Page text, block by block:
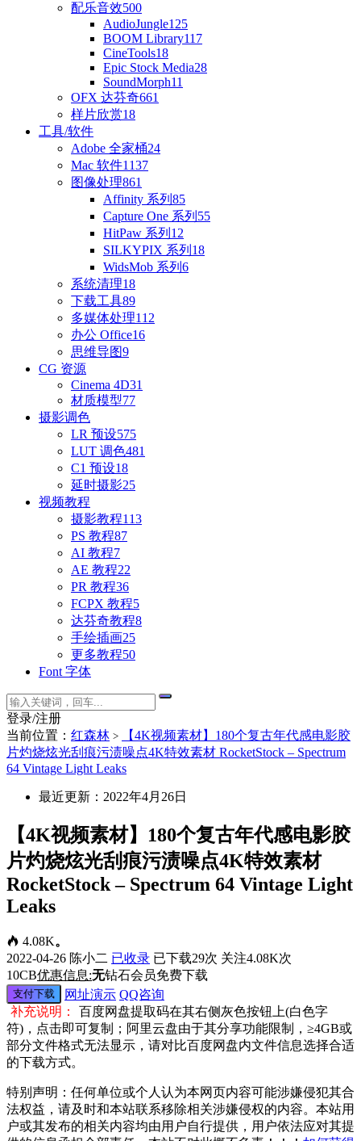
配乐音效500
AudioJungle125
BOOM Library117
CineTools18
Epic Stock Media28
SoundMorph11
OFX 达芬奇661
样片欣赏18
工具/软件
Adobe 全家桶24
Mac 软件1137
图像处理861
Affinity 系列 85
Capture One 系列 55
HitPaw 系列 12
SILKYPIX 系列 18
WidsMob 系列 6
系统清理18
下载工具89
多媒体处理112
办公 Office16
思维导图9
CG 资源
Cinema 4D31
材质模型77
摄影调色
LR 预设575
LUT 调色481
C1 预设18
延时摄影25
视频教程
摄影教程113
PS 教程87
AI 教程7
AE 教程22
PR 教程36
FCPX 教程5
达芬奇教程8
手绘插画25
更多教程50
Font 字体
登录/注册
当前位置： 红森林 >
【4K视频素材】180个复古年代感电影胶
片灼烧炫光刮痕污渍噪点4K特效素材 RocketStock – Spectrum
64 Vintage Light Leaks
最近更新：2022年4月26日
【4K视频素材】180个复古年代感电影胶
片灼烧炫光刮痕污渍噪点4K特效素材
RocketStock – Spectrum 64 Vintage Light
Leaks
4.08K。
2022-04-26 陈小二 已收录 已下载29次 关注4.08K次
10CB优惠信息:无钻石会员免费下载
支付下载 网址演示 QQ咨询
补充说明：
百度网盘提取码在其右侧灰色按钮上(白色字
符)，点击即可复制；阿里云盘由于其分享功能限制，≥4GB或
部分文件格式无法显示，请对比百度网盘内文件信息选择合适
的下载方式。
特别声明：任何单位或个人认为本网页内容可能涉嫌侵犯其合
法权益，请及时和本站联系移除相关涉嫌侵权的内容。本站用
户或其发布的相关内容均由用户自行提供，用户依法应对其提